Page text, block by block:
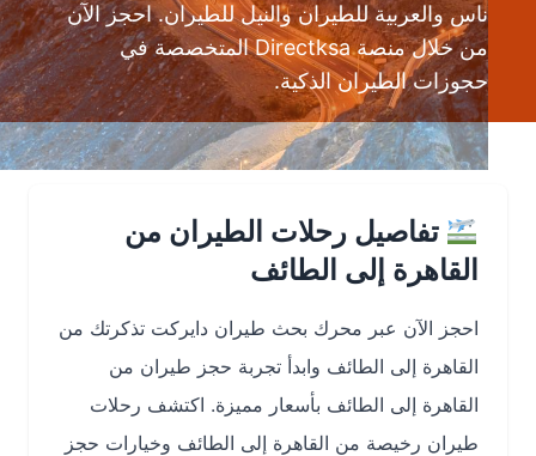
ناس والعربية للطيران والنيل للطيران. احجز الآن
من خلال منصة Directksa المتخصصة في
حجوزات الطيران الذكية.
تفاصيل رحلات الطيران من
القاهرة إلى الطائف
احجز الآن عبرمحرك بحث طيران دايركتتذكرتك من
القاهرة إلى الطائفوابدأ تجربةحجز طيران من
القاهرة إلى الطائفبأسعار مميزة. اكتشفرحلات
طيران رخيصة من القاهرة إلى الطائفوخياراتحجز